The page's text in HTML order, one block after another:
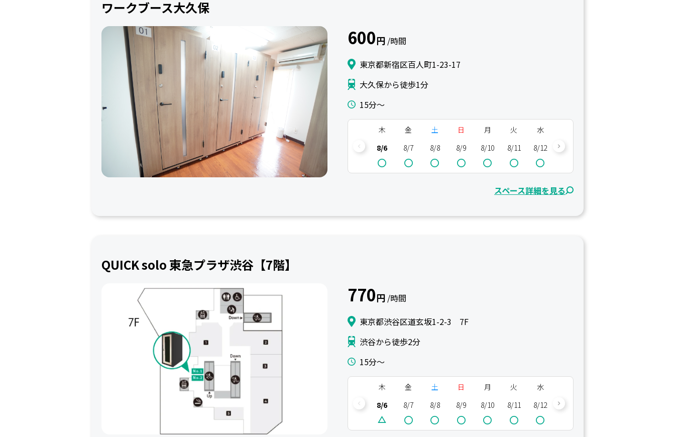
ワークブース大久保
600円 /時間
東京都新宿区百人町1-23-17
大久保から徒歩1分
15分〜
木
8/6
金
8/7
土
8/8
日
8/9
月
8/10
火
8/11
水
8/12
8/13
スペース詳細を見る
QUICK solo 東急プラザ渋谷【7階】
770円 /時間
東京都渋谷区道玄坂1-2-3 7F
渋谷から徒歩2分
15分〜
木
8/6
金
8/7
土
8/8
日
8/9
月
8/10
火
8/11
水
8/12
8/13